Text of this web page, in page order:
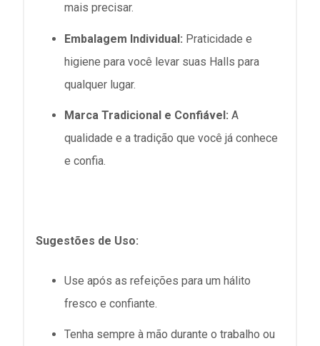
mais precisar.
Embalagem Individual: Praticidade e
higiene para você levar suas Halls para
qualquer lugar.
Marca Tradicional e Confiável: A
qualidade e a tradição que você já conhece
e confia.
Sugestões de Uso:
Use após as refeições para um hálito
fresco e confiante.
Tenha sempre à mão durante o trabalho ou